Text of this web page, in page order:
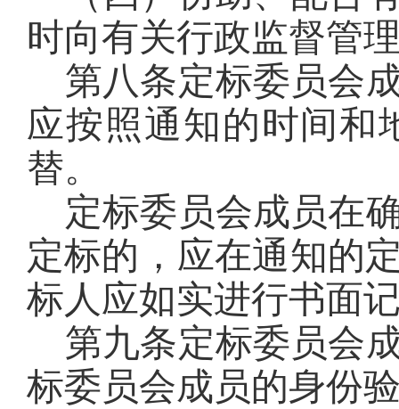
时向有关行政监督管
第八条定标委员会
应按照通知的时间和
替。
定标委员会成员在
定标的，应在通知的
标人应如实进行书面
第九条定标委员会
标委员会成员的身份